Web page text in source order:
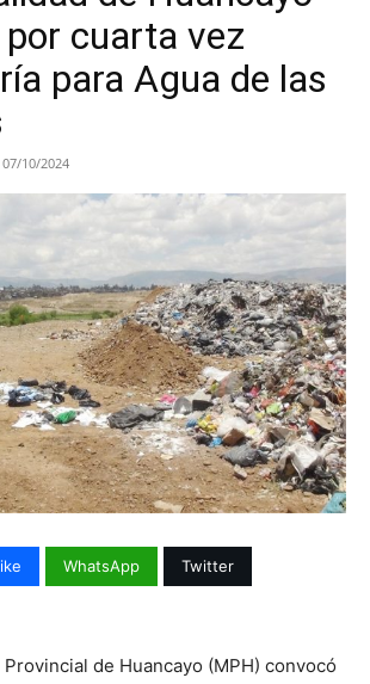
cuarta vez
para Agua de las
07/10/2024
WhatsApp Twitter
de Huancayo (MPH) convocó